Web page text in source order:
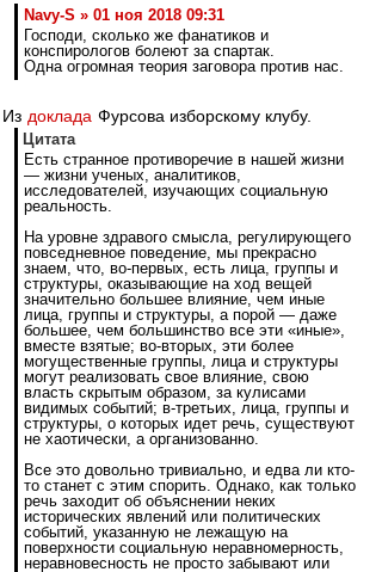
Navy-S » 01 ноя 2018 09:31
Господи, сколько же фанатиков и
конспирологов болеют за спартак.
Одна огромная теория заговора против нас.
Из доклада Фурсова изборскому клубу.
Цитата
Есть странное противоречие в нашей жизни
— жизни ученых, аналитиков,
исследователей, изучающих социальную
реальность.
На уровне здравого смысла, регулирующего
повседневное поведение, мы прекрасно
знаем, что, во-первых, есть лица, группы и
структуры, оказывающие на ход вещей
значительно большее влияние, чем иные
лица, группы и структуры, а порой — даже
большее, чем большинство все эти «иные»,
вместе взятые; во-вторых, эти более
могущественные группы, лица и структуры
могут реализовать свое влияние, свою
власть скрытым образом, за кулисами
видимых событий; в-третьих, лица, группы и
структуры, о которых идет речь, существуют
не хаотически, а организованно.
Все это довольно тривиально, и едва ли кто-
то станет с этим спорить. Однако, как только
речь заходит об объяснении неких
исторических явлений или политических
событий, указанную не лежащую на
поверхности социальную неравномерность,
неравновесность не просто забывают или